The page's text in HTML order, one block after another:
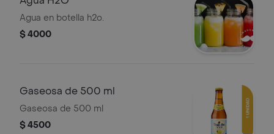
Agua en botella h2o.
$ 4000
Gaseosa de 500 ml
Gaseosa de 500 ml
$ 4500